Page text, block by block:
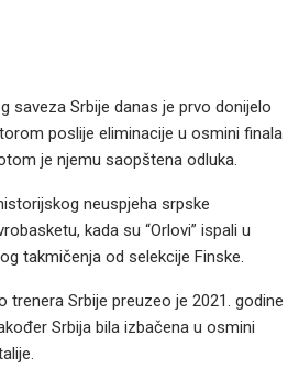
saveza Srbije danas je prvo donijelo
poslije eliminacije u osmini finala
je njemu saopštena odluka.
neuspjeha srpske
kada su “Orlovi” ispali u
takmičenja od selekcije Finske.
trenera Srbije preuzeo je 2021. godine
Srbija bila izbačena u osmini